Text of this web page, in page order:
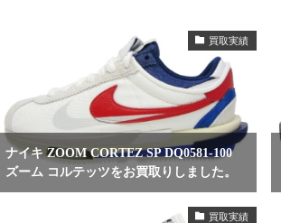
買取実績
ナイキ ZOOM CORTEZ SP DQ0581-100
ズーム コルテッツをお買取りしました。
買取実績